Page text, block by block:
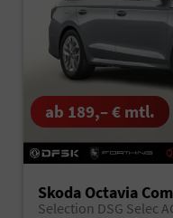
ab 189,– € mtl.
Skoda Octavia
Selection DSG Selec